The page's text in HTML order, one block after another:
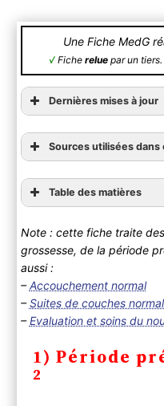
Une Fiche MedG
√ Fiche relue par un
Dernières mises à jour
Sources utilisées dans
l’édition 2015
Table des matières
A ) Clinique
Interrogatoire
2) Diagnostic de
A) Clinique
3) Suivi de grossesse
Note : cette fiche traite
grossesse, de la période
aussi :
–Accouchement normal
–Suites de couches
–Evaluation et soins du
1) Période
2